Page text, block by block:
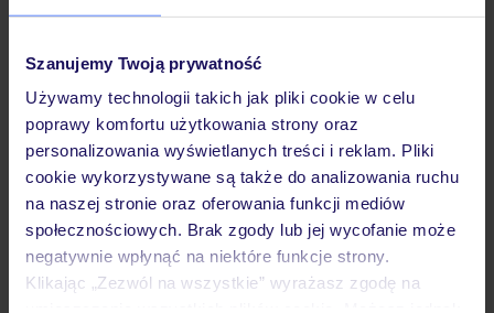
Szanujemy Twoją prywatność
Używamy technologii takich jak pliki cookie w celu
poprawy komfortu użytkowania strony oraz
personalizowania wyświetlanych treści i reklam. Pliki
cookie wykorzystywane są także do analizowania ruchu
na naszej stronie oraz oferowania funkcji mediów
społecznościowych. Brak zgody lub jej wycofanie może
negatywnie wpłynąć na niektóre funkcje strony.
Klikając „Zezwól na wszystkie” wyrażasz zgodę na
Pokoje
Wyżywienie
Atrakcje
Ważne informacje